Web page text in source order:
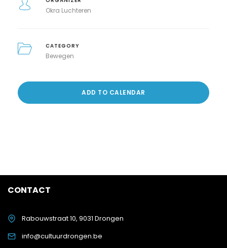
Okra Luchteren
CATEGORY
Bewegen
ADD TO CALENDAR
CONTACT
Rabouwstraat 10, 9031 Drongen
info@cultuurdrongen.be